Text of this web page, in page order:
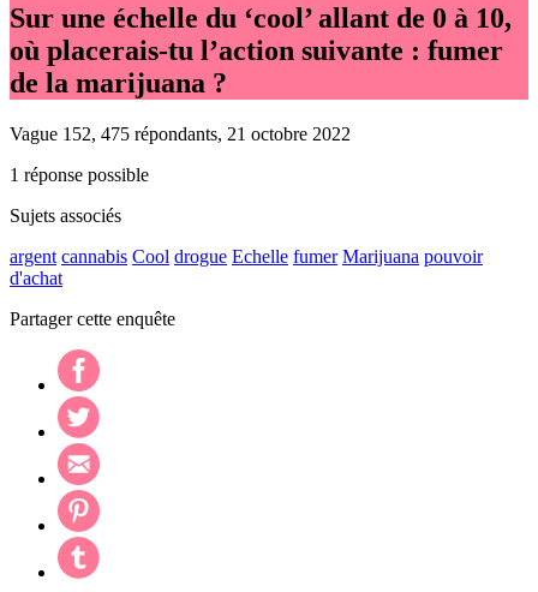
Sur une échelle du ‘cool’ allant de 0 à 10,
où placerais-tu l’action suivante : fumer
de la marijuana ?
Vague 152, 475 répondants, 21 octobre 2022
1 réponse possible
Sujets associés
argent cannabis Cool drogue Echelle fumer Marijuana pouvoir
d'achat
Partager cette enquête